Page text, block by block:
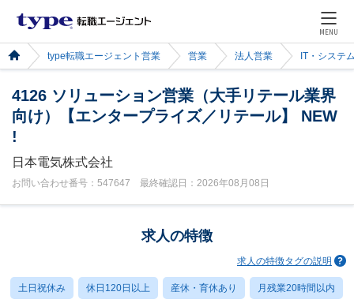
MENU
type転職エージェント営業 営業 法人営業 IT・システ
4126 ソリューション営業（大手リテール業界
向け）【エンタープライズ／リテール】 NEW
!
日本電気株式会社
お問い合わせ番号：547647 最終確認日：2026年08月08日
求人の特徴
求人の特徴タグの説明
土日祝休み 休日120日以上 産休・育休あり 月残業20時間以内